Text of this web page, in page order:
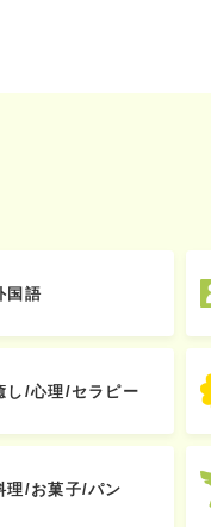
国語
し/心理/セラピー
理/お菓子/パン